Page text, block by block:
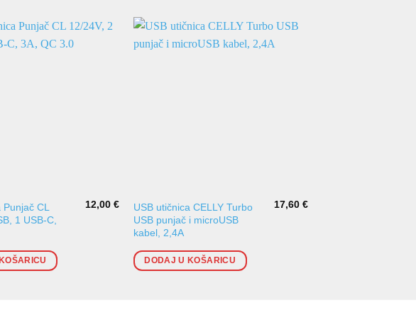
Punjač CL
1 USB-C,
12,00 €
USB utičnica CELLY Turbo
USB punjač i microUSB
kabel, 2,4A
17,60€
DODAJ U KOŠARICU